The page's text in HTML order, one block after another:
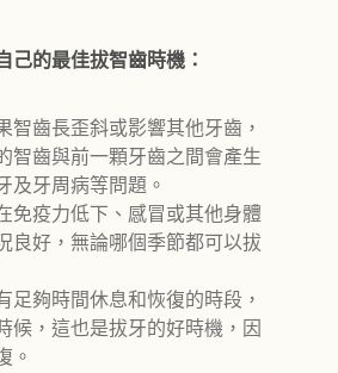
己的最佳拔智齒時機：
智齒長歪斜或影響其他牙齒，
智齒與前一顆牙齒之間會產生
及牙周病等問題。
免疫力低下、感冒或其他身體
良好，無論哪個季節都可以拔
足夠時間休息和恢復的時段，
候，這也是拔牙的好時機，因
。